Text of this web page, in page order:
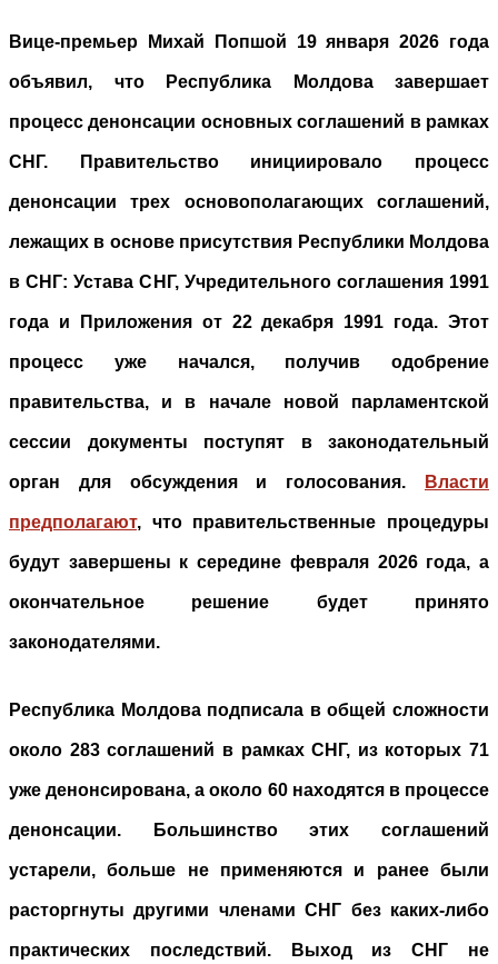
Вице-премьер Михай Попшой 19 января 2026 года
объявил, что Республика Молдова завершает
процесс денонсации основных соглашений в рамках
СНГ. Правительство инициировало процесс
денонсации трех основополагающих соглашений,
лежащих в основе присутствия Республики Молдова
в СНГ: Устава СНГ, Учредительного соглашения 1991
года и Приложения от 22 декабря 1991 года. Этот
процесс уже начался, получив одобрение
правительства, и в начале новой парламентской
сессии документы поступят в законодательный
орган для обсуждения и голосования. Власти
предполагают, что правительственные процедуры
будут завершены к середине февраля 2026 года, а
окончательное решение будет принято
законодателями.
Республика Молдова подписала в общей сложности
около 283 соглашений в рамках СНГ, из которых 71
уже денонсирована, а около 60 находятся в процессе
денонсации. Большинство этих соглашений
устарели, больше не применяются и ранее были
расторгнуты другими членами СНГ без каких-либо
практических последствий. Выход из СНГ не